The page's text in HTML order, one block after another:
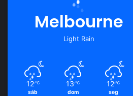
Melbourne
Light Rain
12 ℃
sáb
13 ℃
dom
12 ℃
seg